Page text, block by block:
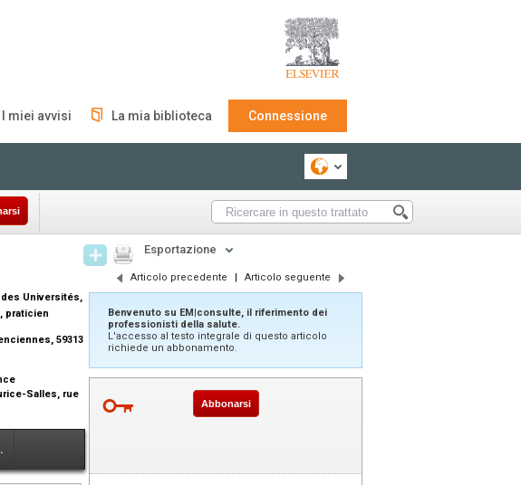
I miei avvisi La mia biblioteca Connessione
Universités,
praticien
59313
Salles, rue
Esportazione
Articolo precedente | Articolo seguente
Benvenuto su EM|consulte, il riferimento dei
professionisti della salute.
L'accesso al testo integrale di questo articolo
richiede un abbonamento.
Abbonarsi